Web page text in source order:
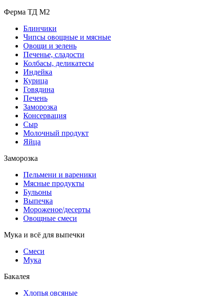
Ферма ТД М2
Блинчики
Чипсы овощные и мясные
Овощи и зелень
Печенье, сладости
Колбасы, деликатесы
Индейка
Курица
Говядина
Печень
Заморозка
Консервация
Сыр
Молочный продукт
Яйца
Заморозка
Пельмени и вареники
Мясные продукты
Бульоны
Выпечка
Мороженое/десерты
Овощные смеси
Мука и всё для выпечки
Смеси
Мука
Бакалея
Хлопья овсяные